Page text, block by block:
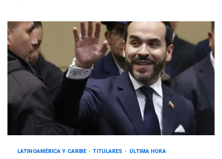
LATINOAMÉRICA Y CARIBE TITULARES ÚLTIMA HORA